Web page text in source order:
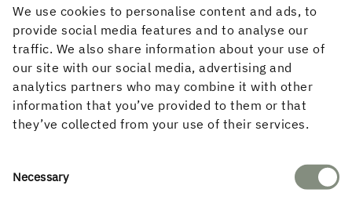
We use cookies to personalise content and ads, to
provide social media features and to analyse our
traffic. We also share information about your use of
our site with our social media, advertising and
analytics partners who may combine it with other
information that you’ve provided to them or that
they’ve collected from your use of their services.
Consent
Necessary
Den nye bydelen Mobility Innovation Destination
Torslanda blir en integrert del av Volvo Cars' campus i
Torslanda, ikke langt fra den fremtidige
batterifabrikken. Eiendomsselskapene Vectura
Fastigheter og Next Step Group investerer opptil fem
milliarder svenske kroner i nybygg i området, som skal
videreutvikles med 200 000 til 300 000